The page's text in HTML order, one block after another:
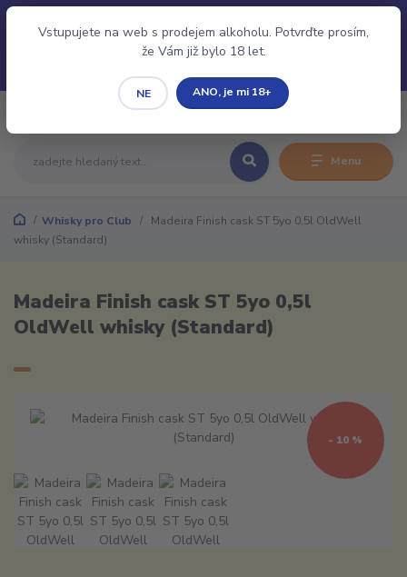
Přihlásit/Registrovat.
Vstupujete na web s prodejem alkoholu. Potvrďte prosím,
že Vám již bylo 18 let.
NE ANO, je mi 18+
Menu
Whisky pro Club
Madeira Finish cask ST 5yo 0,5l OldWell
whisky (Standard)
Madeira Finish cask ST 5yo 0,5l
OldWell whisky (Standard)
- 10 %